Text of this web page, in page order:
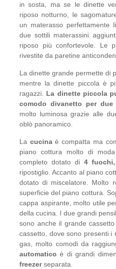
in sosta, ma se le dinette
riposo notturno, le
un materasso perfettamente
due sottili materassini
riposo più confortevole. Le
rivestite da paretine
La dinette grande permette di
mentre la dinette piccola è
ragazzi. La dinette piccola
comodo divanetto per due
molto luminosa grazie alle
oblò panoramico.
La cucinaè compatta ma
piano cottura molto di
completo dotato di4
ripostiglio. Accanto al piano
dotato di miscelatore. Molto
superficie del piano cottura.
cappa aspirante, molto utile
della cucina. I due grandi
sono anche il grande
cassetto, dove sono presenti i
gas, molto comodi da
automatico è di grandi
freezerseparata.